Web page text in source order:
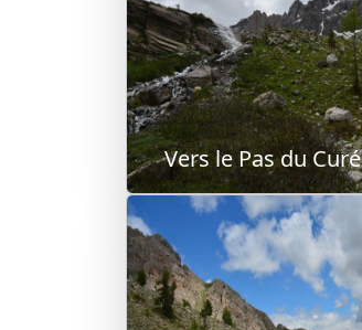
Vers le Pas du Curé